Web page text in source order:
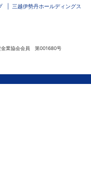
三越伊勢丹ホールディングス
業協会会員 第001680号